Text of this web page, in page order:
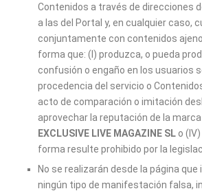
Contenidos a través de direcciones
a las del Portal y, en cualquier caso,
conjuntamente con contenidos
forma que: (I) produzca, o pueda
confusión o engaño en los usuarios
procedencia del servicio o
acto de comparación o imitación
aprovechar la reputación de la
EXCLUSIVE LIVE MAGAZINE SL o
forma resulte prohibido por la
No se realizarán desde la página
ningún tipo de manifestación falsa,